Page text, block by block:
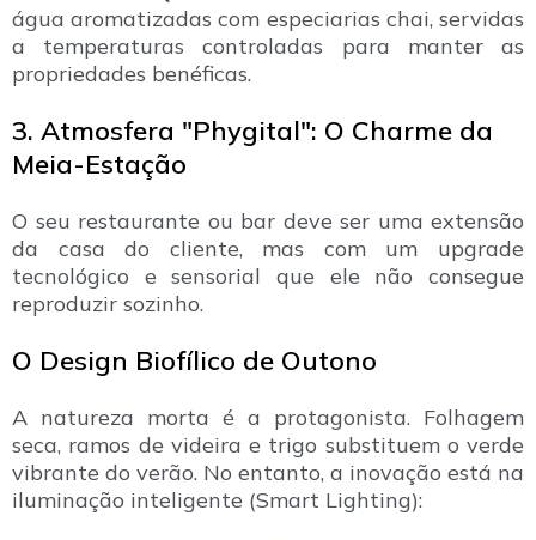
água aromatizadas com especiarias chai, servidas
a temperaturas controladas para manter as
propriedades benéficas.
3. Atmosfera "Phygital": O Charme da
Meia-Estação
O seu restaurante ou bar deve ser uma extensão
da casa do cliente, mas com um upgrade
tecnológico e sensorial que ele não consegue
reproduzir sozinho.
O Design Biofílico de Outono
A natureza morta é a protagonista. Folhagem
seca, ramos de videira e trigo substituem o verde
vibrante do verão. No entanto, a inovação está na
iluminação inteligente (Smart Lighting):